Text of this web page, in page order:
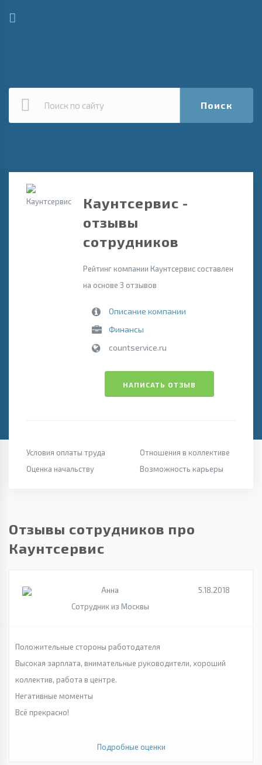
Поиск
Каунтсервис -
отзывы
сотрудников
Рейтинг компании Каунтсервис составлен
на основе 3 отзывов
Описание компании
Финансы
countservice.ru
НАПИСАТЬ ОТЗЫВ
Условия оплаты труда
Отношения в коллективе
Оценка начальству
Возможность карьеры
Отзывы сотрудников про
Каунтсервис
Анна
Сотрудник из Москвы
5.18.2018
Положительные стороны работодателя
Высокая зарплата, внимательные руководители, хороший
коллектив, работа в центре.
Негативные моменты
Всё прекрасно!
Подробные оценки